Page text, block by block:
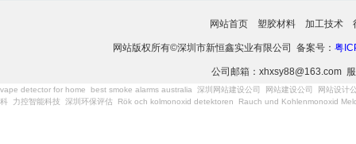
网站首页 塑胶材料 加工技术
网站版权所有©深圳市新恒鑫实业有限公司 备案号： 粤
公司邮箱：xhxsy88@163.com
vape detector for home best smoke alarms australia 深圳网站建设公司 网站建设公司
网站设计
科
力控智能科技 深圳环保评估 Rök och kolmonoxid detektoren Rauch und Kohlenmonoxid